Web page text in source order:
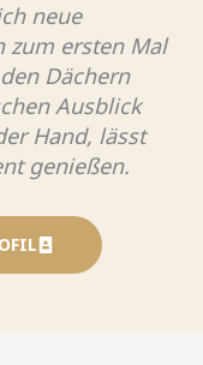
neue
zum ersten Mal
Dächern
Ausblick
Hand, lässt
genießen.